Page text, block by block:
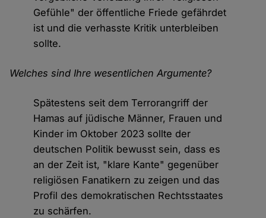
Gefühle" der öffentliche Friede gefährdet
ist und die verhasste Kritik unterbleiben
sollte.
Welches sind Ihre wesentlichen Argumente?
Spätestens seit dem Terrorangriff der
Hamas auf jüdische Männer, Frauen und
Kinder im Oktober 2023 sollte der
deutschen Politik bewusst sein, dass es
an der Zeit ist, "klare Kante" gegenüber
religiösen Fanatikern zu zeigen und das
Profil des demokratischen Rechtsstaates
zu schärfen.